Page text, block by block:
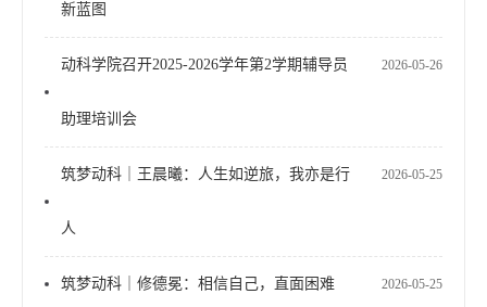
新蓝图
2026-05-26
动科学院召开2025-2026学年第2学期辅导员
助理培训会
2026-05-25
筑梦动科｜王晨曦：人生如逆旅，我亦是行
人
2026-05-25
筑梦动科｜修德冕：相信自己，直面困难